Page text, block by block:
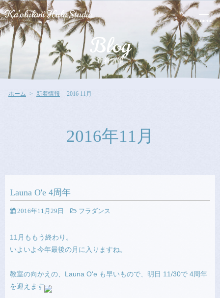
menu
Blog
新着情報
ホーム 新着情報 2016 11月
2016年11月
Launa O'e 4周年
2016年11月29日 フラダンス
11月ももう終わり。
いよいよ今年最後の月に入りますね。
教室の向かえの、Launa O'e も早いもので、明日 11/30で 4周年
を迎えます